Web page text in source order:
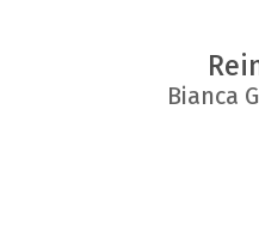
Bianca